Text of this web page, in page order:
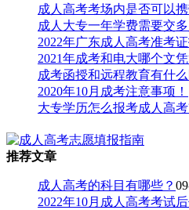
成人高考考场内是否可以
成人大专一年学费需要交
2022年广东成人高考准考
2021年成考和电大哪个文
成考函授和远程教育有什么
2020年10月成考注意事项！
大专学历怎么报考成人高考
推荐文章
成人高考的科目有哪些？
2022年10月成人高考考试